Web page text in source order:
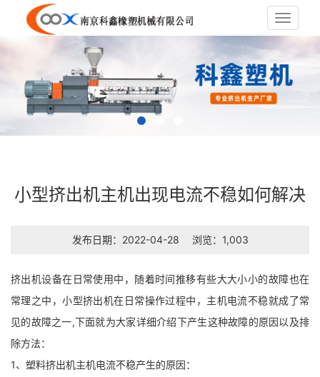
Toggle
小型挤出机主机出现电流不稳如何解决
发布日期：2022-04-28 浏览：1,003
挤出机设备在日常使用中，随着时间推移有些大大小小的故障也在
常理之中，小型挤出机在日常操作过程中，主机电流不稳就成了常
见的故障之一,下面就为大家详细介绍下产生这种故障的原因以及排
除方法：
1、塑料挤出机主机电流不稳产生的原因：